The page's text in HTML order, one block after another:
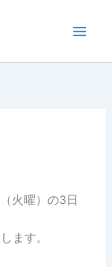
火曜）の3日
ます。